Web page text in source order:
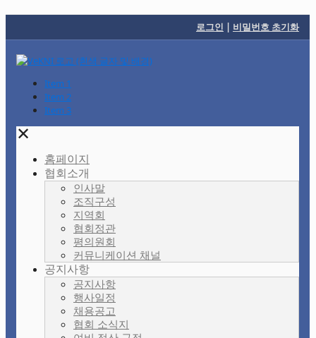
로그인 | 비밀번호 초기화
Item 1
Item 2
Item 3
✕
홈페이지
협회소개
인사말
조직구성
지역회
협회정관
평의원회
커뮤니케이션 채널
공지사항
공지사항
행사일정
채용공고
협회 소식지